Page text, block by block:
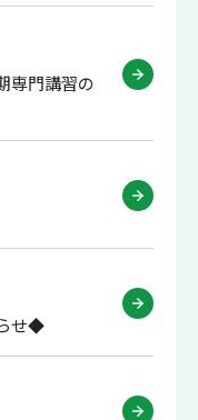
門講習の
せ◆